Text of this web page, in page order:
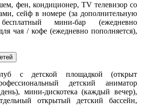
фен, кондиционер, TV телевизор со
сейф в номере (за дополнительную
мини-бар (ежедневно
чая / кофе (ежедневно пополняется),
с детской площадкой (открыт
детский аниматор
мини-дискотека (каждый вечер),
открытый детский бассейн,